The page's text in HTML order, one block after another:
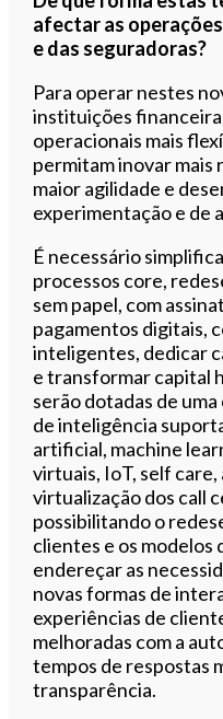
afectar as
e das seguradoras?
Para operar nestes
instituições
operacionais mais
permitam inovar mais
maior agilidade e
experimentação e de
É necessário
processos core,
sem papel, com
pagamentos digitais,
inteligentes, dedicar
e transformar capital
serão dotadas de
de inteligência
artificial, machine
virtuais, IoT, self care,
virtualização dos call
possibilitando o
clientes e os modelos
endereçar as
novas formas de
experiências de
melhoradas com a
tempos de respostas
transparência.